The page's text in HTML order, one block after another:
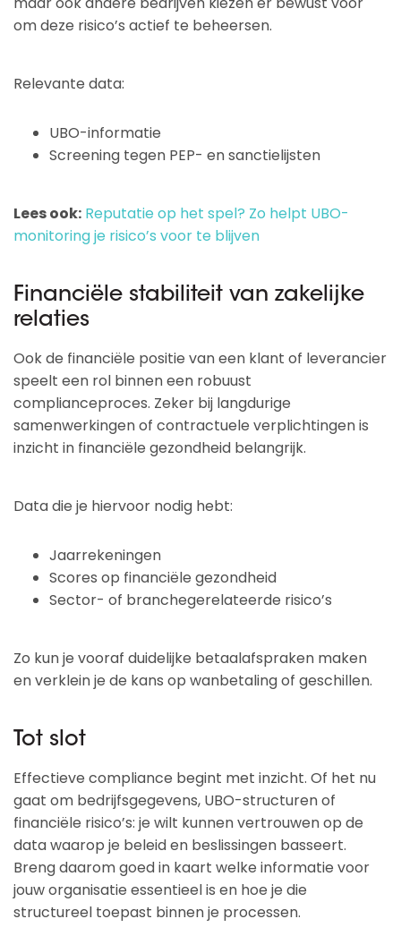
om deze risico’s actief te beheersen.
Relevante data:
UBO-informatie
Screening tegen PEP- en sanctielijsten
Lees ook: Reputatie op het spel? Zo helpt UBO-
monitoring je risico’s voor te blijven
Financiële stabiliteit van zakelijke
relaties
Ook de financiële positie van een klant of leverancier
speelt een rol binnen een robuust
complianceproces. Zeker bij langdurige
samenwerkingen of contractuele verplichtingen is
inzicht in financiële gezondheid belangrijk.
Data die je hiervoor nodig hebt:
Jaarrekeningen
Scores op financiële gezondheid
Sector- of branchegerelateerde risico’s
Zo kun je vooraf duidelijke betaalafspraken maken
en verklein je de kans op wanbetaling of geschillen.
Tot slot
Effectieve compliance begint met inzicht. Of het nu
gaat om bedrijfsgegevens, UBO-structuren of
financiële risico’s: je wilt kunnen vertrouwen op de
data waarop je beleid en beslissingen basseert.
Breng daarom goed in kaart welke informatie voor
jouw organisatie essentieel is en hoe je die
structureel toepast binnen je processen.